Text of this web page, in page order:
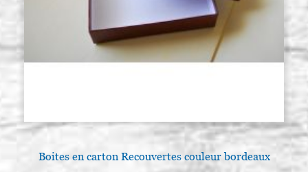
Boites en carton Recouvertes couleur bordeaux